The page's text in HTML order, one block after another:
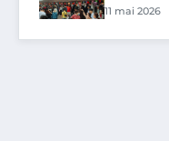
11 mai 2026